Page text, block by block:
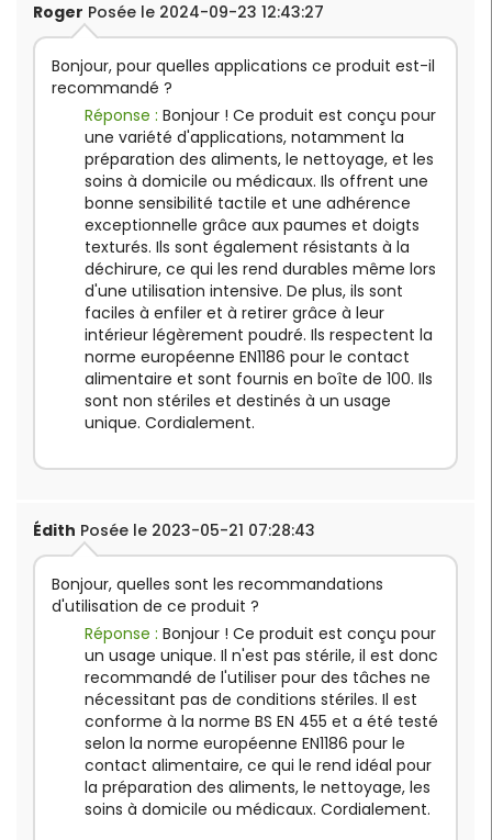
Roger Posée le 2024-09-23 12:43:27
Bonjour, pour quelles applications ce produit est-il
recommandé ?
Réponse : Bonjour ! Ce produit est conçu pour
une variété d'applications, notamment la
préparation des aliments, le nettoyage, et les
soins à domicile ou médicaux. Ils offrent une
bonne sensibilité tactile et une adhérence
exceptionnelle grâce aux paumes et doigts
texturés. Ils sont également résistants à la
déchirure, ce qui les rend durables même lors
d'une utilisation intensive. De plus, ils sont
faciles à enfiler et à retirer grâce à leur
intérieur légèrement poudré. Ils respectent la
norme européenne EN1186 pour le contact
alimentaire et sont fournis en boîte de 100. Ils
sont non stériles et destinés à un usage
unique. Cordialement.
Édith Posée le 2023-05-21 07:28:43
Bonjour, quelles sont les recommandations
d'utilisation de ce produit ?
Réponse : Bonjour ! Ce produit est conçu pour
un usage unique. Il n'est pas stérile, il est donc
recommandé de l'utiliser pour des tâches ne
nécessitant pas de conditions stériles. Il est
conforme à la norme BS EN 455 et a été testé
selon la norme européenne EN1186 pour le
contact alimentaire, ce qui le rend idéal pour
la préparation des aliments, le nettoyage, les
soins à domicile ou médicaux. Cordialement.